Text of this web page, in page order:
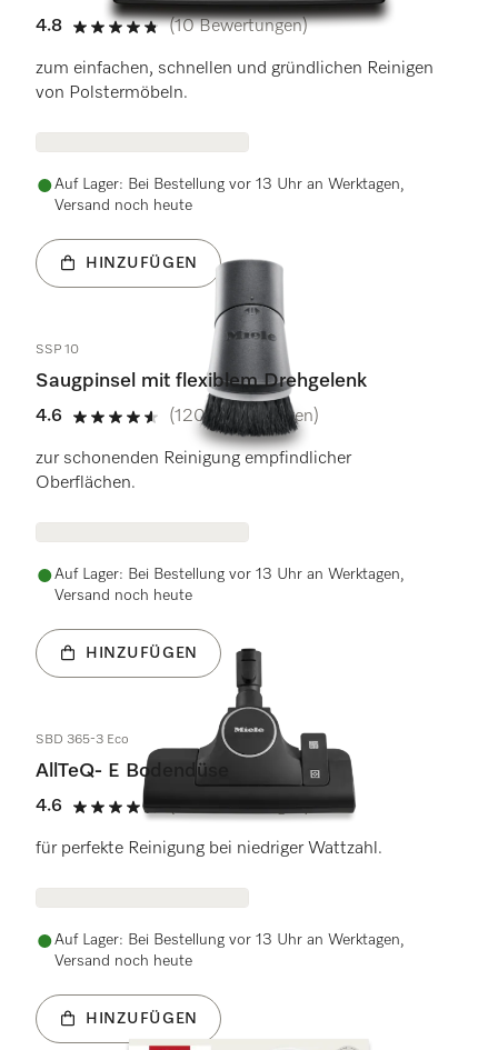
4.8
4.8 Sterne von 5
(10 Bewertungen)
zum einfachen, schnellen und gründlichen Reinigen
von Polstermöbeln.
Auf Lager: Bei Bestellung vor 13 Uhr an Werktagen,
Versand noch heute
HINZUFÜGEN
SSP 10
Saugpinsel mit flexiblem Drehgelenk
4.6
4.6 Sterne von 5
(120 Bewertungen)
zur schonenden Reinigung empfindlicher
Oberflächen.
Auf Lager: Bei Bestellung vor 13 Uhr an Werktagen,
Versand noch heute
HINZUFÜGEN
SBD 365-3 Eco
AllTeQ- E Bodendüse
4.6
4.6 Sterne von 5
(28 Bewertungen)
für perfekte Reinigung bei niedriger Wattzahl.
Auf Lager: Bei Bestellung vor 13 Uhr an Werktagen,
Versand noch heute
HINZUFÜGEN